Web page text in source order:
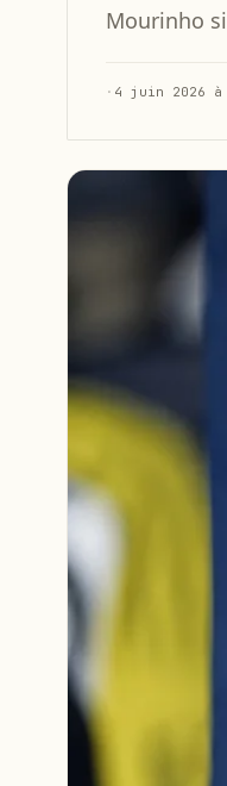
Mourinho
· 4 juin 2026 à